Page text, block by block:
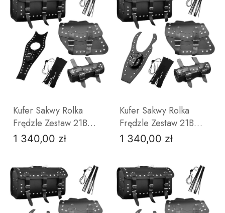
DO KOSZYKA DO KOSZYKA
Kufer Sakwy Rolka
Frędzle Zestaw 21B
JUNAK M16
Cena
1 340,00 zł
Kufer Sakwy Rolka
Frędzle Zestaw 21B
YAMAHA DRAG STAR
Cena
1 340,00 zł